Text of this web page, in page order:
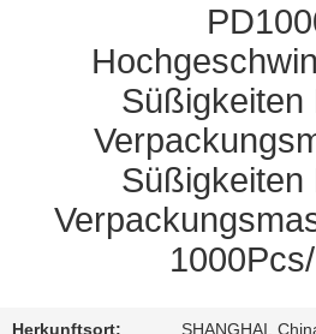
VERBINDUNG
NACHRICHTEN
FORDERN
Süßigkeiten
Süßigkeiten
Herkunftsort: SHANGHAI,